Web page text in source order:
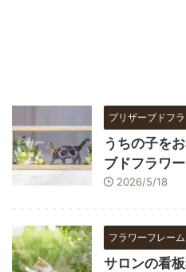
プリザーブドフ
うちの子を
ブドフラワ
2026/5/18
フラワーフレーム
サロンの看